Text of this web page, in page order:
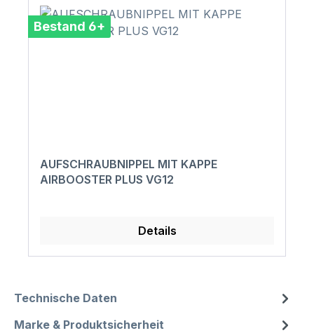
Bestand 6+
AUFSCHRAUBNIPPEL MIT KAPPE
AIRBOOSTER PLUS VG12
Details
Technische Daten
Marke & Produktsicherheit